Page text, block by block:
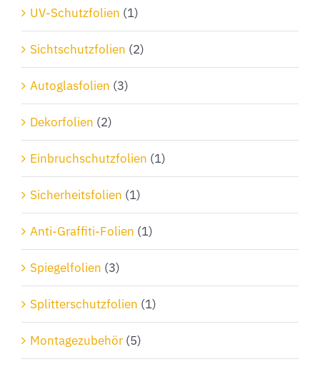
Produktseite
gewählt
werden
UV-Schutzfolien (1)
Sichtschutzfolien (2)
Autoglasfolien (3)
Dekorfolien (2)
Einbruchschutzfolien (1)
Sicherheitsfolien (1)
Anti-Graffiti-Folien (1)
Spiegelfolien (3)
Splitterschutzfolien (1)
Montagezubehör (5)